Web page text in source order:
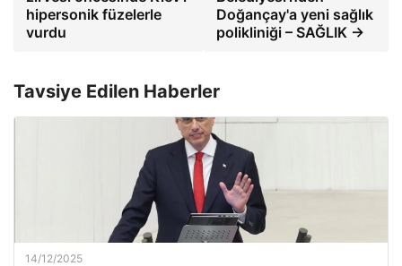
hipersonik füzelerle
vurdu
Doğançay'a yeni sağlık
polikliniği – SAĞLIK →
Tavsiye Edilen Haberler
14/12/2025